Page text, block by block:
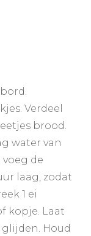
Verdeel
brood.
water van
de
laag, zodat
1 ei
kopje. Laat
Houd